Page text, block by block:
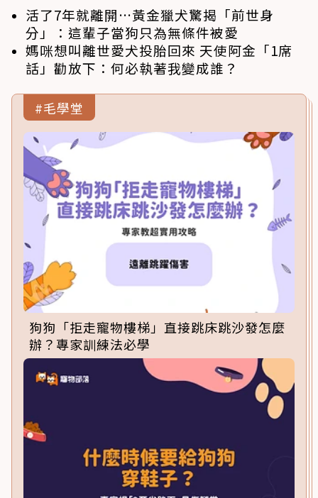
活了7年就離開…黃金獵犬驚揭「前世身
分」：這輩子當狗只為無條件被愛
媽咪想叫離世愛犬投胎回來 天使阿金「1席
話」勸放下：何必執著我變成誰？
#毛學堂
狗狗「拒走寵物樓梯」直接跳床跳沙發怎麼
辦？專家訓練法必學